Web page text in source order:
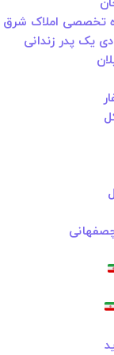
تخصصی املاک شرق
یک پدر زندانی